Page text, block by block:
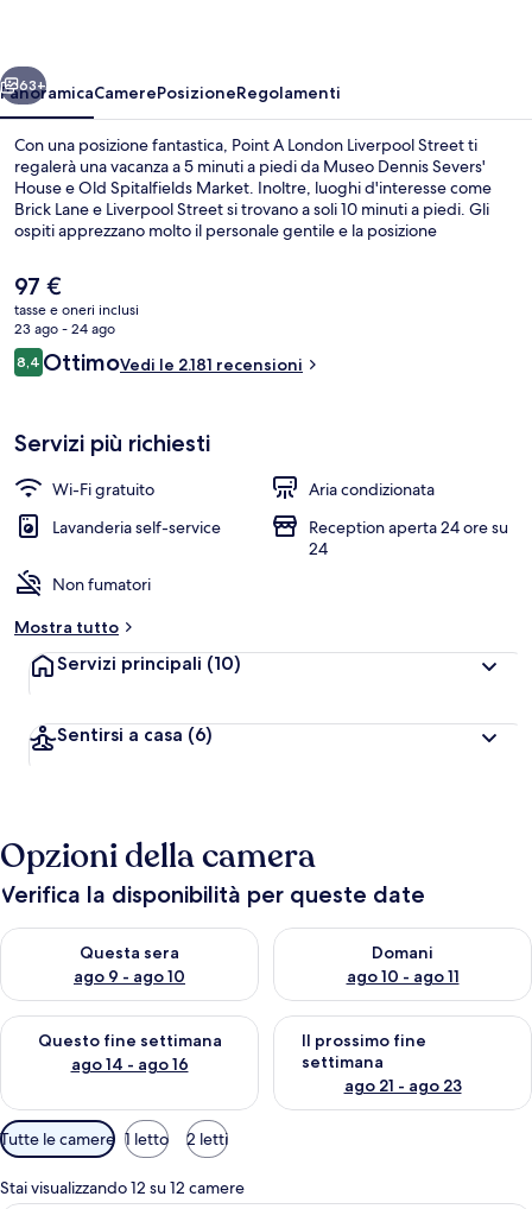
Avanti
63+
PanoramicaCamerePosizioneRegolamenti
Con una posizione fantastica, Point A London Liverpool Street ti
regalerà una vacanza a 5 minuti a piedi da Museo Dennis Severs'
House e Old Spitalfields Market. Inoltre, luoghi d'interesse come
Brick Lane e Liverpool Street si trovano a soli 10 minuti a piedi. Gli
ospiti apprezzano molto il personale gentile e la posizione
pubblici: Stazione della Overground di Shoreditch High Street si
trova a 5 min a piedi e Stazione della metro di Liverpool Street a 8.
Il
prezzo
attuale
è
97 €
97 €
tasse e oneri inclusi
23 ago - 24 ago
Recensioni
8,48,4 su 10
OttimoVedi le 2.181 recensioni
Servizi più richiesti
Wi-Fi gratuito
Aria condizionata
Lavanderia self-service
Reception aperta 24 ore su
24
Non fumatori
Mostra tutto
Servizi principali (10)
Sentirsi a casa (6)
Opzioni della camera
Verifica la disponibilità per queste date
Questa sera
ago 9 - ago 10
Verifica la disponibilità per questa sera, ago 9 - ago 10
Domani
ago 10 - ago 11
Verifica la disponibilità per
Questo fine settimana
ago 14 - ago 16
Verifica la disponibilità per questo fine settimana, ago 14 -
Il prossimo fine
settimana
ago 21 - ago 23
Verifica la disponibilità per il
Filtri
disponibili
per
Tutte le camere 1 letto 2 letti
Stai visualizzando 12 su 12 camere